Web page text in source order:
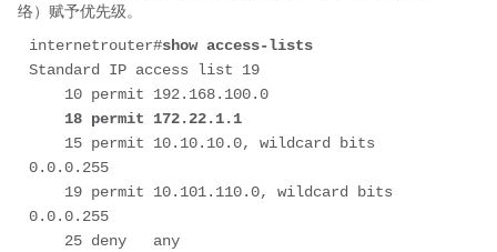
络）赋予优先级。
internetrouter#show access-lists
Standard IP access list 19
18 permit 172.22.1.1
0.0.0.255
0.0.0.255
    25 deny   any